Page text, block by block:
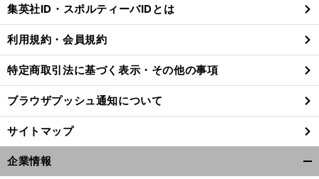
る
集英社ID・スポルティーバIDとは
利用規約・会員規約
特定商取引法に基づく表示・その他の事項
ブラウザプッシュ通知について
サイトマップ
企業情報